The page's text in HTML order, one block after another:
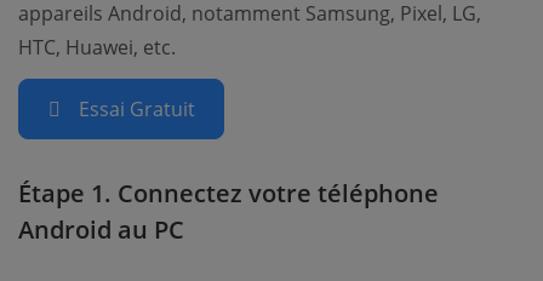
appareils Android, notamment Samsung, Pixel, LG,
HTC, Huawei, etc.
Essai Gratuit
Étape 1. Connectez votre téléphone
Android au PC